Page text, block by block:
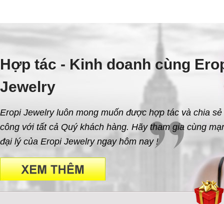
Hợp tác - Kinh doanh cùng
Jewelry
Eropi Jewelry luôn mong muốn được hợp tác và chia sẻ
công với tất cả Quý khách hàng. Hãy tham gia cùng
đại lý của Eropi Jewelry ngay hôm nay !